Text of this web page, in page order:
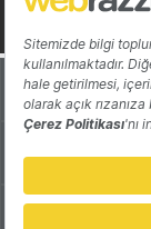
Katkıda